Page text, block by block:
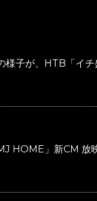
様子が、HTB「イチ
HOME」新CM 放